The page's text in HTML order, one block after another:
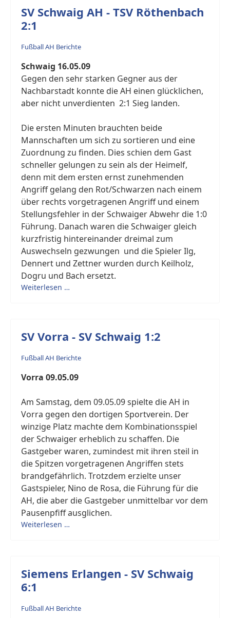
SV Schwaig AH - TSV Röthenbach
2:1
Fußball AH Berichte
Schwaig 16.05.09
Gegen den sehr starken Gegner aus der
Nachbarstadt konnte die AH einen glücklichen,
aber nicht unverdienten 2:1 Sieg landen.
Die ersten Minuten brauchten beide
Mannschaften um sich zu sortieren und eine
Zuordnung zu finden. Dies schien dem Gast
schneller gelungen zu sein als der Heimelf,
denn mit dem ersten ernst zunehmenden
Angriff gelang den Rot/Schwarzen nach einem
über rechts vorgetragenen Angriff und einem
Stellungsfehler in der Schwaiger Abwehr die 1:0
Führung. Danach waren die Schwaiger gleich
kurzfristig hintereinander dreimal zum
Auswechseln gezwungen und die Spieler Ilg,
Dennert und Zettner wurden durch Keilholz,
Dogru und Bach ersetzt.
Weiterlesen …
SV Vorra - SV Schwaig 1:2
Fußball AH Berichte
Vorra 09.05.09
Am Samstag, dem 09.05.09 spielte die AH in
Vorra gegen den dortigen Sportverein. Der
winzige Platz machte dem Kombinationsspiel
der Schwaiger erheblich zu schaffen. Die
Gastgeber waren, zumindest mit ihren steil in
die Spitzen vorgetragenen Angriffen stets
brandgefährlich. Trotzdem erzielte unser
Gastspieler, Nino de Rosa, die Führung für die
AH, die aber die Gastgeber unmittelbar vor dem
Pausenpfiff ausglichen.
Weiterlesen …
Siemens Erlangen - SV Schwaig
6:1
Fußball AH Berichte